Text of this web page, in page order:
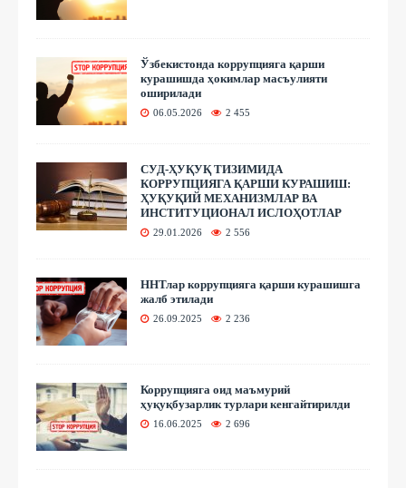
Ўзбекистонда коррупцияга қарши
курашишда ҳокимлар масъулияти
оширилади
06.05.2026 2 455
СУД-ҲУҚУҚ ТИЗИМИДА
КОРРУПЦИЯГА ҚАРШИ КУРАШИШ:
ҲУҚУҚИЙ МЕХАНИЗМЛАР ВА
ИНСТИТУЦИОНАЛ ИСЛОҲОТЛАР
29.01.2026 2 556
ННТлар коррупцияга қарши курашишга
жалб этилади
26.09.2025 2 236
Коррупцияга оид маъмурий
ҳуқуқбузарлик турлари кенгайтирилди
16.06.2025 2 696